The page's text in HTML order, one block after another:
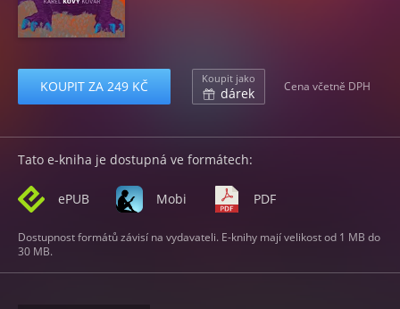
KOUPIT ZA 249 KČ Koupit jako
dárek Cena včetně DPH
Tato e-kniha je dostupná ve formátech:
ePUB Mobi PDF
Dostupnost formátů závisí na vydavateli. E-knihy mají velikost od 1 MB do
30 MB.